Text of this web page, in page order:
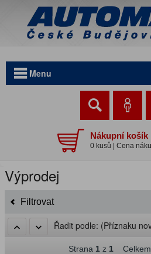
Menu
Nákupní košík
0 kusů | Cena
Výprodej
Filtrovat
Řadit podle: (Příznaku
Strana 1z 1Celkem